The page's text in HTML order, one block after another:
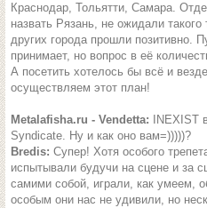
Краснодар, Тольятти, Самара.
назвать Рязань, не ожидали
других города прошли позитивно.
принимает, но вопрос в её
А посетить хотелось бы всё и
осуществляем этот план!
Metalafisha.ru - Vendetta: INEXIST
Syndicate. Ну и как оно вам=)))))?
Bredis: Супер! Хотя особого
испытывали будучи на сцене и за
самими собой, играли, как умеем,
особым они нас не удивили, но